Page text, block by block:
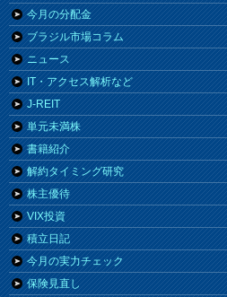
今月の分配金
ブラジル市場コラム
ニュース
IT・アクセス解析など
J-REIT
単元未満株
書籍紹介
解約タイミング研究
株主優待
VIX投資
積立日記
今月の実力チェック
保険見直し